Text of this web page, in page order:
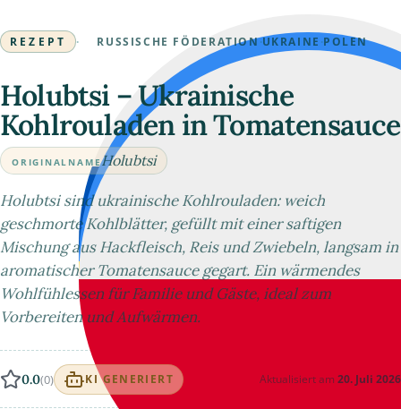
REZEPT · RUSSISCHE FÖDERATION·UKRAINE ·POLEN
Holubtsi – Ukrainische
Kohlrouladen in Tomatensauce
ORIGINALNAMEHolubtsi
Holubtsi sind ukrainische Kohlrouladen: weich
geschmorte Kohlblätter, gefüllt mit einer saftigen
Mischung aus Hackfleisch, Reis und Zwiebeln, langsam in
aromatischer Tomatensauce gegart. Ein wärmendes
Wohlfühlessen für Familie und Gäste, ideal zum
Vorbereiten und Aufwärmen.
0.0(0) KI GENERIERT Aktualisiert am 20. Juli 2026